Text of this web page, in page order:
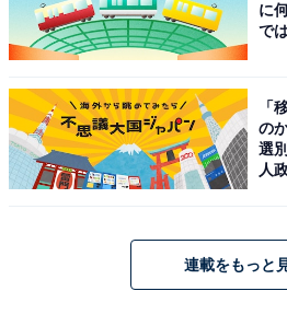
京子役を木南晴夏さん、そんな
OL・倉橋朱里役を生見愛瑠さん
仕事はできるが、友達も恋人も
はベリーダンスだけという生活
が、朱里に裏の顔を知られてし
いありで描いています。
に
で
「
の
選
人
連載をもっと